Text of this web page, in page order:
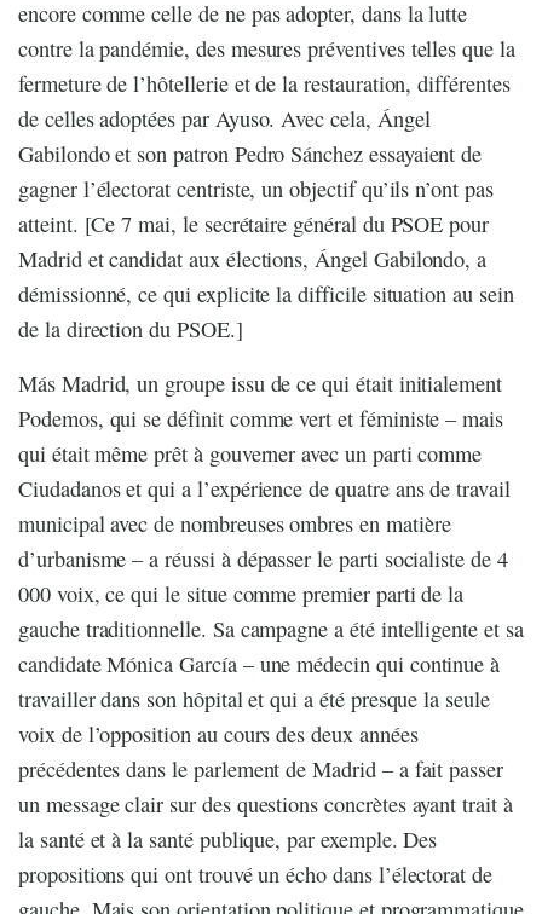
encore comme celle de ne pas adopter, dans la lutte
contre la pandémie, des mesures préventives telles que la
fermeture de l’hôtellerie et de la restauration, différentes
de celles adoptées par Ayuso. Avec cela, Ángel
Gabilondo et son patron Pedro Sánchez essayaient de
gagner l’électorat centriste, un objectif qu’ils n’ont pas
atteint. [Ce 7 mai, le secrétaire général du PSOE pour
Madrid et candidat aux élections, Ángel Gabilondo, a
démissionné, ce qui explicite la difficile situation au sein
de la direction du PSOE.]
Más Madrid, un groupe issu de ce qui était initialement
Podemos, qui se définit comme vert et féministe – mais
qui était même prêt à gouverner avec un parti comme
Ciudadanos et qui a l’expérience de quatre ans de travail
municipal avec de nombreuses ombres en matière
d’urbanisme – a réussi à dépasser le parti socialiste de 4
000 voix, ce qui le situe comme premier parti de la
gauche traditionnelle. Sa campagne a été intelligente et sa
candidate Mónica García – une médecin qui continue à
travailler dans son hôpital et qui a été presque la seule
voix de l’opposition au cours des deux années
précédentes dans le parlement de Madrid – a fait passer
un message clair sur des questions concrètes ayant trait à
la santé et à la santé publique, par exemple. Des
propositions qui ont trouvé un écho dans l’électorat de